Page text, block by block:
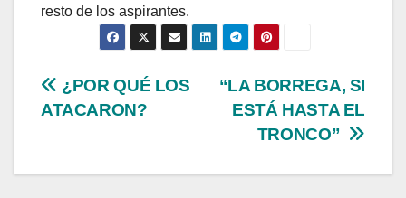
resto de los aspirantes.
Navegación
entradas
“LA BORREGA, SI
ESTÁ HASTA EL
TRONCO”
¿POR QUÉ LOS
ATACARON?